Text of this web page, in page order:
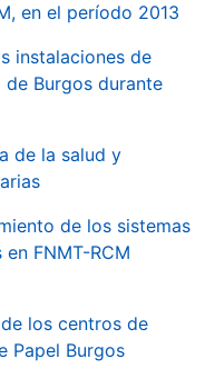
en el período 2013
instalaciones de
Burgos durante
de la salud y
de los sistemas
FNMT-RCM
los centros de
Papel Burgos